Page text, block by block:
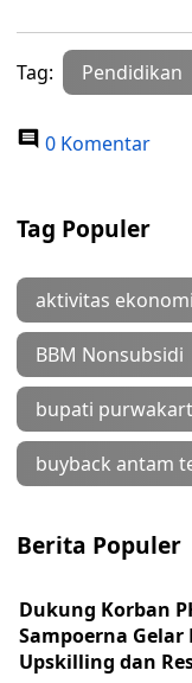
Tag: Pendidikan
0 Komentar
Tag Populer
aktivitas ekonomi
BBM Nonsubsidi
bupati
buyback antam
Berita Populer
Dukung Korban
Sampoerna
Upskilling dan